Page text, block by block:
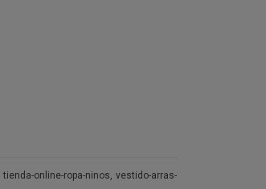
tienda-online-ropa-ninos vestido-arras-